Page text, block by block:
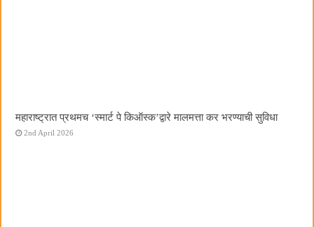
महाराष्ट्रात प्रथमच ‌‘स्मार्ट पे किऑस्क‌’द्वारे मालमत्ता कर भरण्याची सुविधा
2nd April 2026